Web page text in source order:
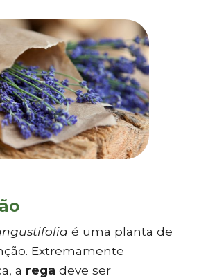
é uma planta de
Extremamente
a rega deve ser